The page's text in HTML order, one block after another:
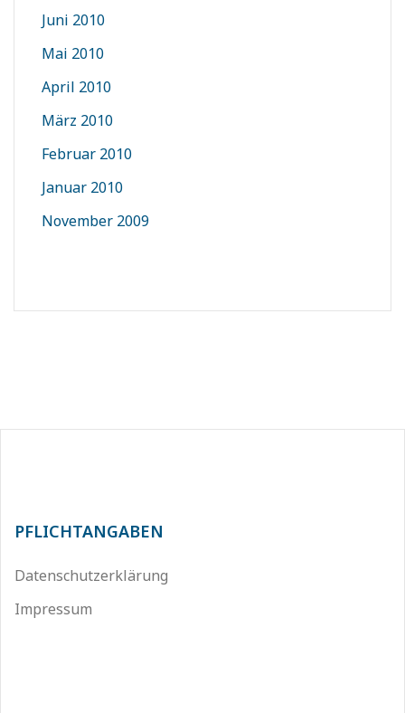
Juni 2010
Mai 2010
April 2010
März 2010
Februar 2010
Januar 2010
November 2009
PFLICHTANGABEN
Datenschutzerklärung
Impressum